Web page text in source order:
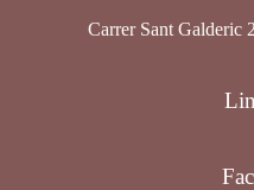
Carrer Sant Galderic